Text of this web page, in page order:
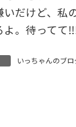
いだけど、私
よ。待ってて
いっちゃんのブロ